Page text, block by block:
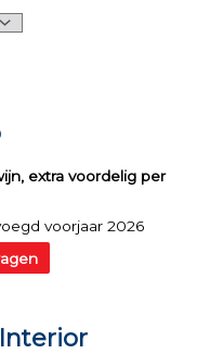
extra voordelig per
voorjaar 2026